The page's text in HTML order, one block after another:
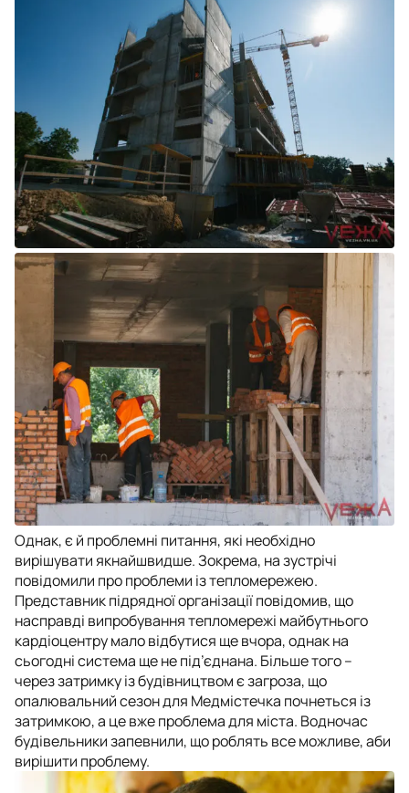
Однак, є й проблемні питання, які необхідно
вирішувати якнайшвидше. Зокрема, на зустрічі
повідомили про проблеми із тепломережею.
Представник підрядної організації повідомив, що
насправді випробування тепломережі майбутнього
кардіоцентру мало відбутися ще вчора, однак на
сьогодні система ще не під’єднана. Більше того –
через затримку із будівництвом є загроза, що
опалювальний сезон для Медмістечка почнеться із
затримкою, а це вже проблема для міста. Водночас
будівельники запевнили, що роблять все можливе, аби
вирішити проблему.